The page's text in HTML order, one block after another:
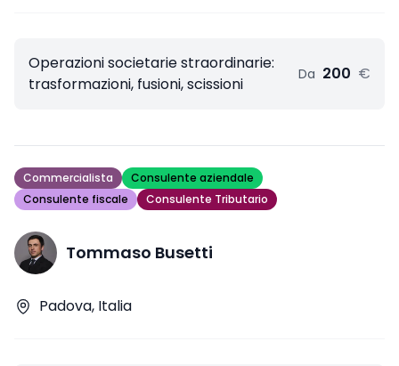
Operazioni societarie straordinarie:
trasformazioni, fusioni, scissioni
Da 200 €
Commercialista
Consulente aziendale
Consulente fiscale
Consulente Tributario
Tommaso Busetti
Padova, Italia